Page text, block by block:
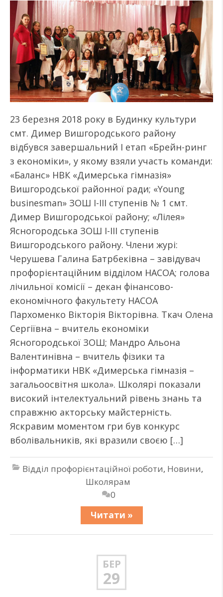
23 березня 2018 року в Будинку культури
смт. Димер Вишгородського району
відбувся завершальний І етап «Брейн-ринг
з економіки», у якому взяли участь команди:
«Баланс» НВК «Димерська гімназія»
Вишгородської районної ради; «Young
businesman» ЗОШ І-ІІІ ступенів № 1 смт.
Димер Вишгородської району; «Лілея»
Ясногородська ЗОШ І-ІІІ ступенів
Вишгородського району. Члени журі:
Черушева Галина Батрбеківна – завідувач
профорієнтаційним відділом НАСОА; голова
лічильної комісії – декан фінансово-
економічного факультету НАСОА
Пархоменко Вікторія Вікторівна. Ткач Олена
Сергіївна – вчитель економіки
Ясногородської ЗОШ; Мандро Альона
Валентинівна – вчитель фізики та
інформатики НВК «Димерська гімназія –
загальоосвітня школа». Школярі показали
високий інтелектуальний рівень знань та
справжню акторську майстерність.
Яскравим моментом гри був конкурс
вболівальників, які вразили своєю […]
Відділ профорієнтаційної роботи, Новини,
Школярам
0
Читати »
БЕР
29